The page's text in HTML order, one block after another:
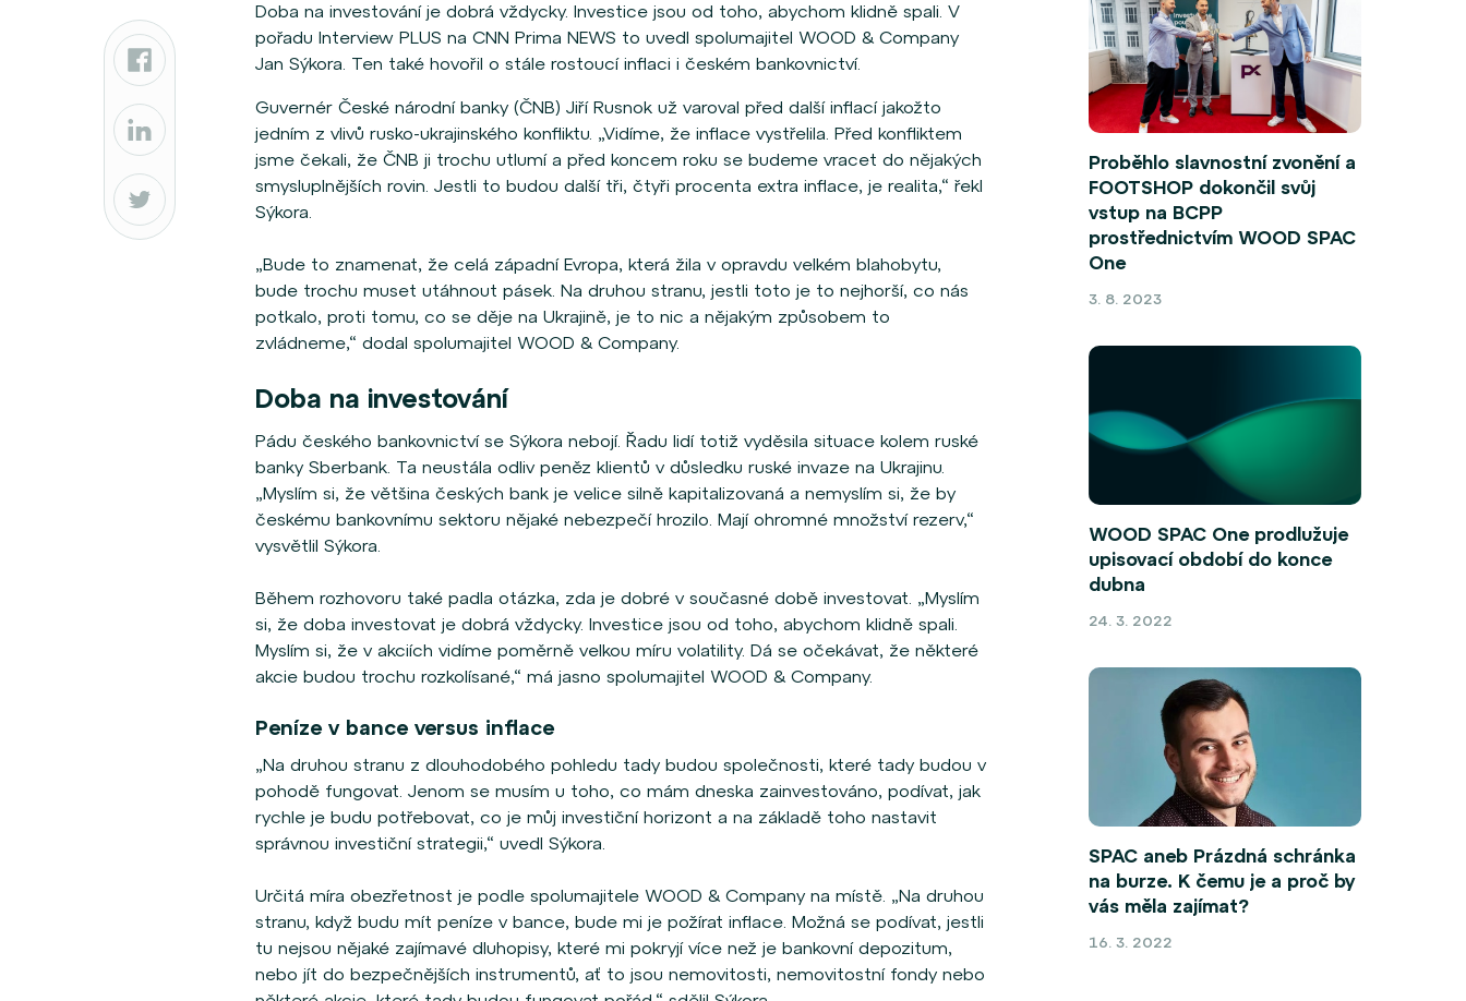
Doba na investování je dobrá vždycky. Investice jsou od toho, abychom klidně spali. V
pořadu Interview PLUS na CNN Prima NEWS to uvedl spolumajitel WOOD & Company
Jan Sýkora. Ten také hovořil o stále rostoucí inflaci i českém bankovnictví.
Guvernér České národní banky (ČNB) Jiří Rusnok už varoval před další inflací jakožto
jedním z vlivů rusko-ukrajinského konfliktu. „Vidíme, že inflace vystřelila. Před konfliktem
jsme čekali, že ČNB ji trochu utlumí a před koncem roku se budeme vracet do nějakých
smysluplnějších rovin. Jestli to budou další tři, čtyři procenta extra inflace, je realita,“ řekl
Sýkora.
„Bude to znamenat, že celá západní Evropa, která žila v opravdu velkém blahobytu,
bude trochu muset utáhnout pásek. Na druhou stranu, jestli toto je to nejhorší, co nás
potkalo, proti tomu, co se děje na Ukrajině, je to nic a nějakým způsobem to
zvládneme,“ dodal spolumajitel WOOD & Company.
Doba na investování
Pádu českého bankovnictví se Sýkora nebojí. Řadu lidí totiž vyděsila situace kolem ruské
banky Sberbank. Ta neustála odliv peněz klientů v důsledku ruské invaze na Ukrajinu.
„Myslím si, že většina českých bank je velice silně kapitalizovaná a nemyslím si, že by
českému bankovnímu sektoru nějaké nebezpečí hrozilo. Mají ohromné množství rezerv,“
vysvětlil Sýkora.
Během rozhovoru také padla otázka, zda je dobré v současné době investovat. „Myslím
si, že doba investovat je dobrá vždycky. Investice jsou od toho, abychom klidně spali.
Myslím si, že v akciích vidíme poměrně velkou míru volatility. Dá se očekávat, že některé
akcie budou trochu rozkolísané,“ má jasno spolumajitel WOOD & Company.
Peníze v bance versus inflace
„Na druhou stranu z dlouhodobého pohledu tady budou společnosti, které tady budou v
pohodě fungovat. Jenom se musím u toho, co mám dneska zainvestováno, podívat, jak
rychle je budu potřebovat, co je můj investiční horizont a na základě toho nastavit
správnou investiční strategii,“ uvedl Sýkora.
Určitá míra obezřetnost je podle spolumajitele WOOD & Company na místě. „Na druhou
stranu, když budu mít peníze v bance, bude mi je požírat inflace. Možná se podívat, jestli
tu nejsou nějaké zajímavé dluhopisy, které mi pokryjí více než je bankovní depozitum,
nebo jít do bezpečnějších instrumentů, ať to jsou nemovitosti, nemovitostní fondy nebo
Proběhlo slavnostní zvonění a
FOOTSHOP dokončil svůj
vstup na BCPP
prostřednictvím WOOD SPAC
One
3. 8. 2023
WOOD SPAC One prodlužuje
upisovací období do konce
dubna
24. 3. 2022
SPAC aneb Prázdná schránka
na burze. K čemu je a proč by
vás měla zajímat?
16. 3. 2022